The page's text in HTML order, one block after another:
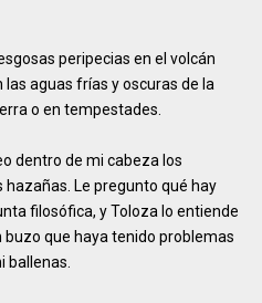
peripecias en el volcán
las aguas frías y oscuras de la
o en tempestades.
dentro de mi cabeza los
Le pregunto qué hay
filosófica, y Toloza lo entiende
que haya tenido problemas
ballenas.